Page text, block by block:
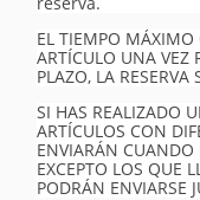
EL TIEMPO MÁXIMO
ARTÍCULO UNA VEZ
PLAZO, LA
SI HAS REALIZADO
ARTÍCULOS CON
ENVIARÁN CUANDO
EXCEPTO LOS QUE
PODRÁN ENVIARSE